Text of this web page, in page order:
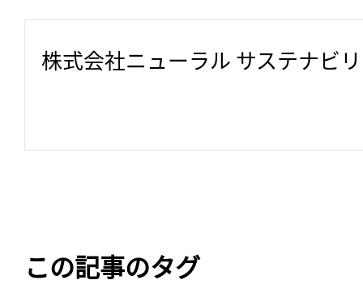
株式会社ニューラル サステナビ
この記事のタグ